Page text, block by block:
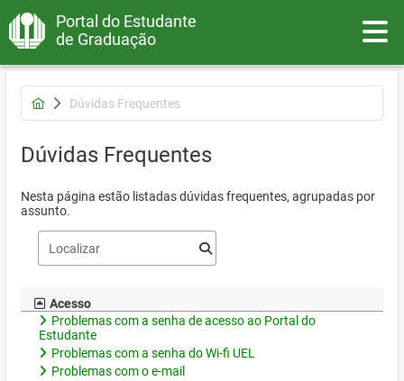
Portal do Estudante
de Graduação
Dúvidas Frequentes
Dúvidas Frequentes
Nesta página estão listadas dúvidas frequentes, agrupadas por
assunto.
Acesso
Problemas com a senha de acesso ao Portal do
Estudante
Problemas com a senha do Wi-fi UEL
Problemas com o e-mail